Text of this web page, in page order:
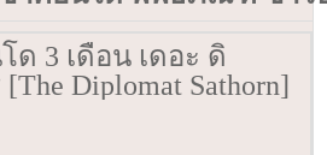
ด 3 เดือน เดอะ ดิ
Diplomat Sathorn]